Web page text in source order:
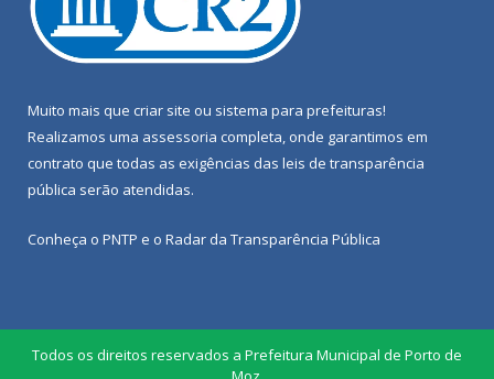
Muito mais que criar site ou sistema para prefeituras!
Realizamos uma assessoria completa, onde garantimos em
contrato que todas as exigências das leis de transparência
pública serão atendidas.
Conheça o PNTP e o Radar da Transparência Pública
Todos os direitos reservados a Prefeitura Municipal de Porto de